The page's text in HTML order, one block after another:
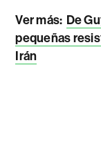
Ver más: De
pequeñas
Irán